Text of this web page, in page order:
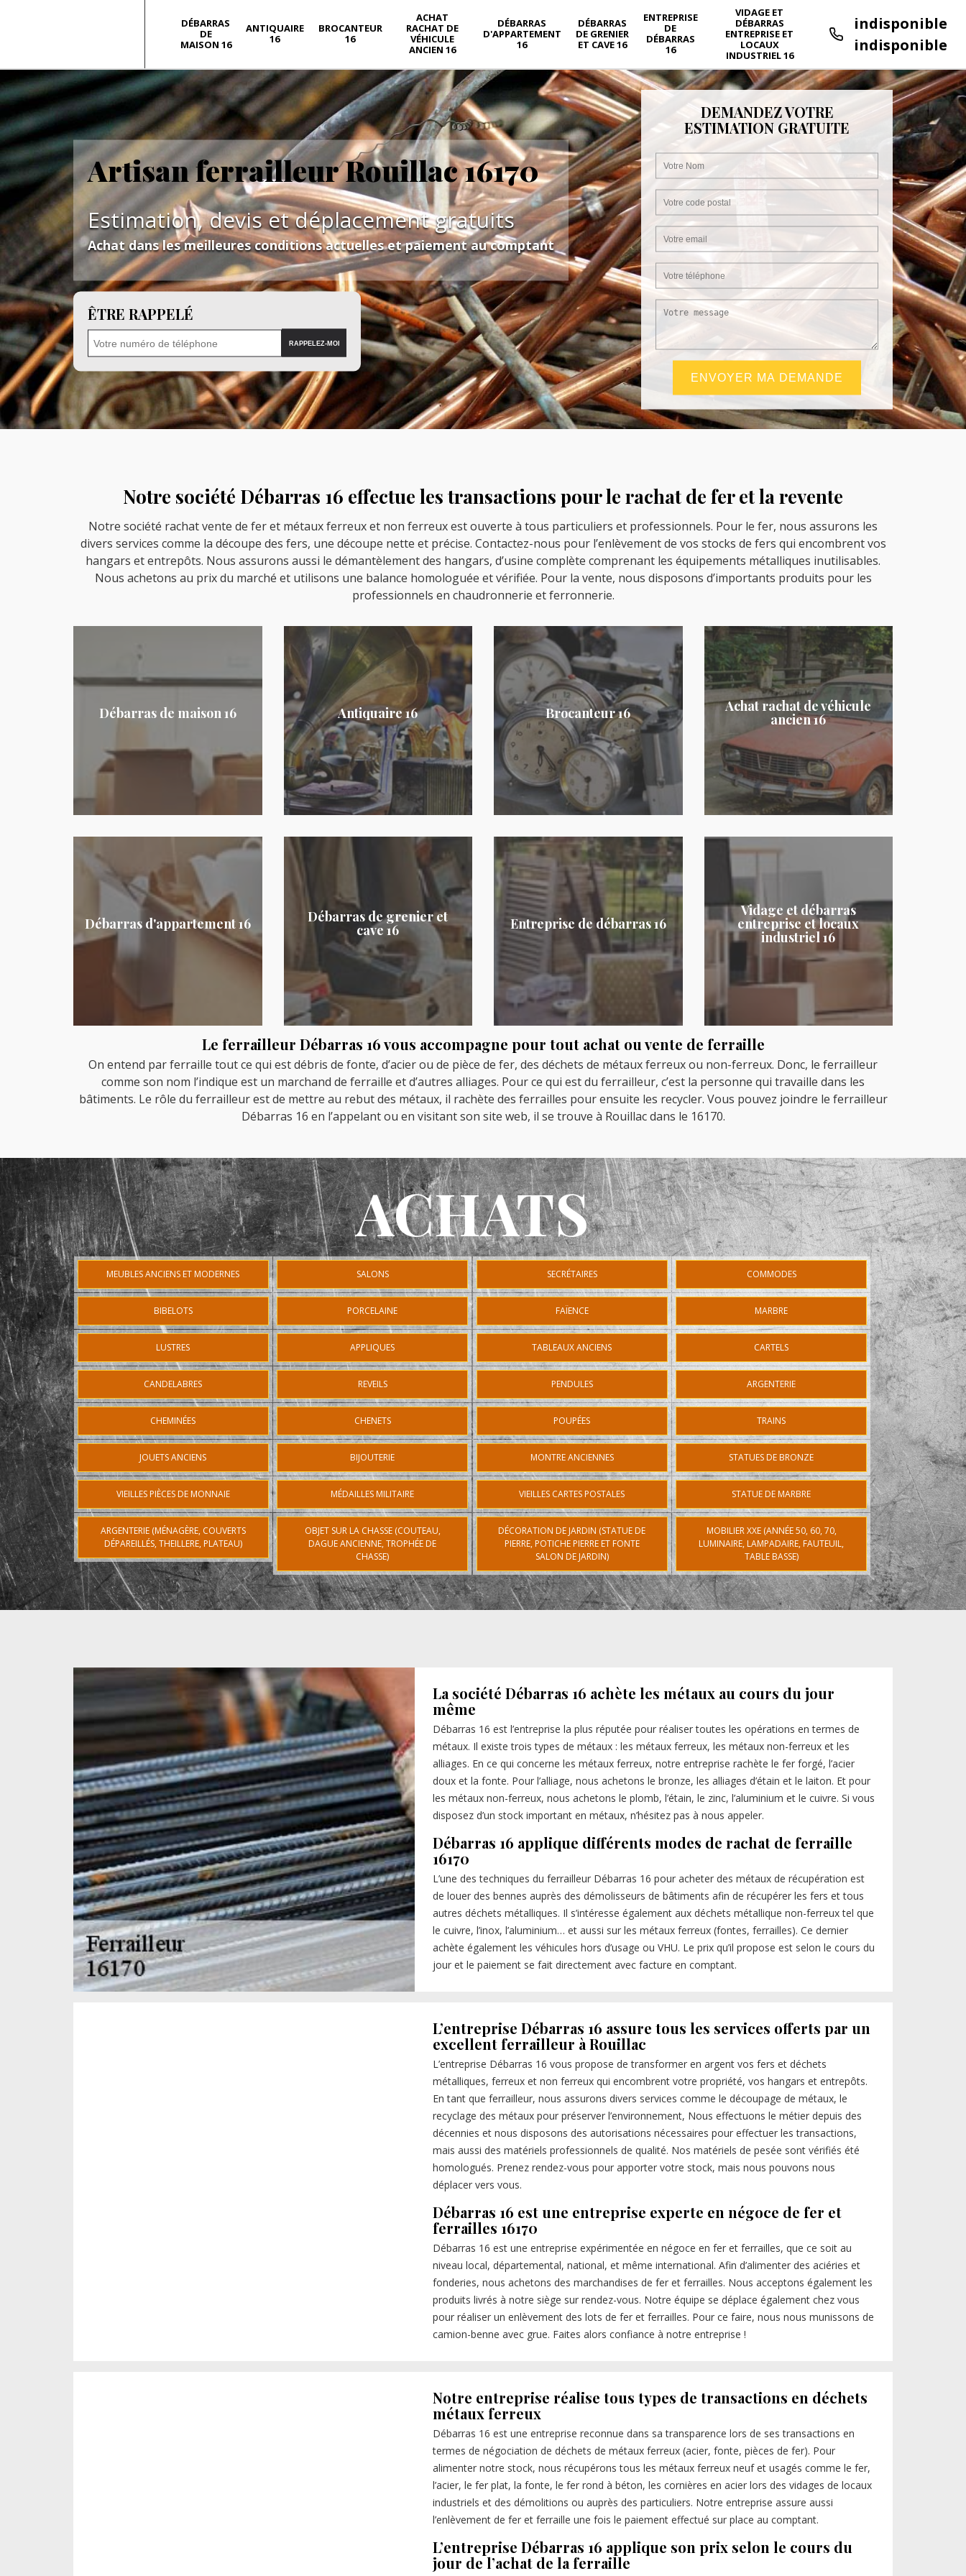
DÉBARRAS
DE
MAISON 16
ANTIQUAIRE
16
BROCANTEUR
16
ACHAT
RACHAT DE
VÉHICULE
ANCIEN 16
DÉBARRAS
D'APPARTEMENT
16
DÉBARRAS
DE GRENIER
ET CAVE 16
ENTREPRISE
DE
DÉBARRAS
16
VIDAGE ET
DÉBARRAS
ENTREPRISE ET
LOCAUX
INDUSTRIEL 16
indisponible
indisponible
Artisan ferrailleur Rouillac 16170
Estimation, devis et déplacement gratuits
Achat dans les meilleures conditions actuelles et paiement au comptant
ÊTRE RAPPELÉ
DEMANDEZ VOTRE
ESTIMATION GRATUITE
Notre société Débarras 16 effectue les transactions pour le rachat de fer et la revente
Notre société rachat vente de fer et métaux ferreux et non ferreux est ouverte à tous particuliers et professionnels. Pour le fer, nous assurons les
divers services comme la découpe des fers, une découpe nette et précise. Contactez-nous pour l’enlèvement de vos stocks de fers qui encombrent vos
hangars et entrepôts. Nous assurons aussi le démantèlement des hangars, d’usine complète comprenant les équipements métalliques inutilisables.
Nous achetons au prix du marché et utilisons une balance homologuée et vérifiée. Pour la vente, nous disposons d’importants produits pour les
professionnels en chaudronnerie et ferronnerie.
Débarras de maison 16 Antiquaire 16 Brocanteur 16 Achat rachat de véhicule
ancien 16
Débarras d'appartement 16 Débarras de grenier et
cave 16 Entreprise de débarras 16
Vidage et débarras
entreprise et locaux
industriel 16
Le ferrailleur Débarras 16 vous accompagne pour tout achat ou vente de ferraille
On entend par ferraille tout ce qui est débris de fonte, d’acier ou de pièce de fer, des déchets de métaux ferreux ou non-ferreux. Donc, le ferrailleur
comme son nom l’indique est un marchand de ferraille et d’autres alliages. Pour ce qui est du ferrailleur, c’est la personne qui travaille dans les
bâtiments. Le rôle du ferrailleur est de mettre au rebut des métaux, il rachète des ferrailles pour ensuite les recycler. Vous pouvez joindre le ferrailleur
Débarras 16 en l’appelant ou en visitant son site web, il se trouve à Rouillac dans le 16170.
ACHATS
MEUBLES ANCIENS ET MODERNES SALONS SECRÉTAIRES COMMODES
BIBELOTS PORCELAINE FAÏENCE MARBRE
LUSTRES APPLIQUES TABLEAUX ANCIENS CARTELS
CANDELABRES REVEILS PENDULES ARGENTERIE
CHEMINÉES CHENETS POUPÉES TRAINS
JOUETS ANCIENS BIJOUTERIE MONTRE ANCIENNES STATUES DE BRONZE
VIEILLES PIÈCES DE MONNAIE MÉDAILLES MILITAIRE VIEILLES CARTES POSTALES STATUE DE MARBRE
ARGENTERIE (MÉNAGÈRE, COUVERTS
DÉPAREILLÉS, THEILLERE, PLATEAU)
OBJET SUR LA CHASSE (COUTEAU,
DAGUE ANCIENNE, TROPHÉE DE
CHASSE)
DÉCORATION DE JARDIN (STATUE DE
PIERRE, POTICHE PIERRE ET FONTE
SALON DE JARDIN)
MOBILIER XXE (ANNÉE 50, 60, 70,
LUMINAIRE, LAMPADAIRE, FAUTEUIL,
TABLE BASSE)
La société Débarras 16 achète les métaux au cours du jour
même
Débarras 16 est l’entreprise la plus réputée pour réaliser toutes les opérations en termes de
métaux. Il existe trois types de métaux : les métaux ferreux, les métaux non-ferreux et les
alliages. En ce qui concerne les métaux ferreux, notre entreprise rachète le fer forgé, l’acier
doux et la fonte. Pour l’alliage, nous achetons le bronze, les alliages d’étain et le laiton. Et pour
les métaux non-ferreux, nous achetons le plomb, l’étain, le zinc, l’aluminium et le cuivre. Si vous
disposez d’un stock important en métaux, n’hésitez pas à nous appeler.
Débarras 16 applique différents modes de rachat de ferraille
16170
L’une des techniques du ferrailleur Débarras 16 pour acheter des métaux de récupération est
de louer des bennes auprès des démolisseurs de bâtiments afin de récupérer les fers et tous
autres déchets métalliques. Il s’intéresse également aux déchets métallique non-ferreux tel que
le cuivre, l’inox, l’aluminium… et aussi sur les métaux ferreux (fontes, ferrailles). Ce dernier
achète également les véhicules hors d’usage ou VHU. Le prix qu’il propose est selon le cours du
jour et le paiement se fait directement avec facture en comptant.
L’entreprise Débarras 16 assure tous les services offerts par un
excellent ferrailleur à Rouillac
L’entreprise Débarras 16 vous propose de transformer en argent vos fers et déchets
métalliques, ferreux et non ferreux qui encombrent votre propriété, vos hangars et entrepôts.
En tant que ferrailleur, nous assurons divers services comme le découpage de métaux, le
recyclage des métaux pour préserver l’environnement, Nous effectuons le métier depuis des
décennies et nous disposons des autorisations nécessaires pour effectuer les transactions,
mais aussi des matériels professionnels de qualité. Nos matériels de pesée sont vérifiés été
homologués. Prenez rendez-vous pour apporter votre stock, mais nous pouvons nous
déplacer vers vous.
Débarras 16 est une entreprise experte en négoce de fer et
ferrailles 16170
Débarras 16 est une entreprise expérimentée en négoce en fer et ferrailles, que ce soit au
niveau local, départemental, national, et même international. Afin d’alimenter des aciéries et
fonderies, nous achetons des marchandises de fer et ferrailles. Nous acceptons également les
produits livrés à notre siège sur rendez-vous. Notre équipe se déplace également chez vous
pour réaliser un enlèvement des lots de fer et ferrailles. Pour ce faire, nous nous munissons de
camion-benne avec grue. Faites alors confiance à notre entreprise !
Notre entreprise réalise tous types de transactions en déchets
métaux ferreux
Débarras 16 est une entreprise reconnue dans sa transparence lors de ses transactions en
termes de négociation de déchets de métaux ferreux (acier, fonte, pièces de fer). Pour
alimenter notre stock, nous récupérons tous les métaux ferreux neuf et usagés comme le fer,
l’acier, le fer plat, la fonte, le fer rond à béton, les cornières en acier lors des vidages de locaux
industriels et des démolitions ou auprès des particuliers. Notre entreprise assure aussi
l’enlèvement de fer et ferraille une fois le paiement effectué sur place au comptant.
L’entreprise Débarras 16 applique son prix selon le cours du
jour de l’achat de la ferraille